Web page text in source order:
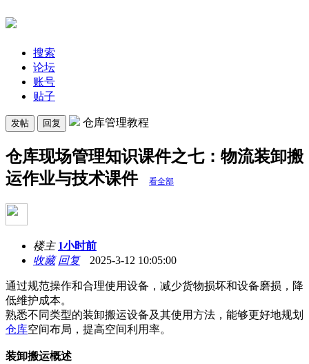
搜索
论坛
账号
贴子
发帖 回复 仓库管理教程
仓库现场管理知识课件之七：物流装卸搬
运作业与技术课件
看全部
楼主 1小时前
收藏 回复 2025-3-12 10:05:00
通过规范操作和合理使用设备，减少货物损坏和设备磨损，降
低维护成本。
熟悉不同类型的装卸搬运设备及其使用方法，能够更好地规划
仓库空间布局，提高空间利用率。
装卸搬运概述